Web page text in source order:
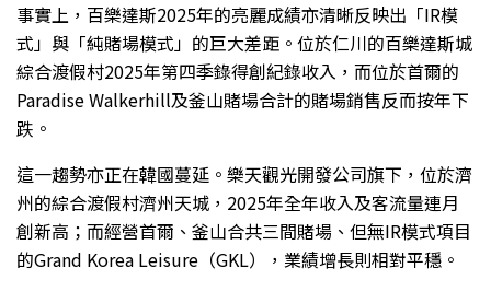
事實上，百樂達斯2025年的亮麗成績亦清晰反映出「IR模
式」與「純賭場模式」的巨大差距。位於仁川的百樂達斯城
綜合渡假村2025年第四季錄得創紀錄收入，而位於首爾的
Paradise Walkerhill及釜山賭場合計的賭場銷售反而按年下
跌。
這一趨勢亦正在韓國蔓延。樂天觀光開發公司旗下，位於濟
州的綜合渡假村濟州天城，2025年全年收入及客流量連月
創新高；而經營首爾、釜山合共三間賭場、但無IR模式項目
的Grand Korea Leisure（GKL），業績增長則相對平穩。